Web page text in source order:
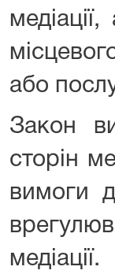
або
Закон
сторін
вимоги
медіації.